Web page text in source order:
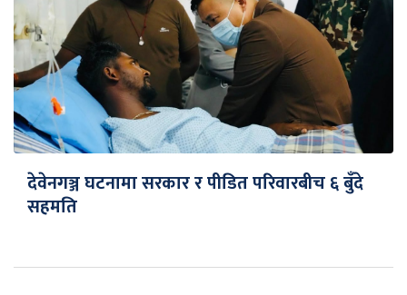
देवेनगञ्ज घटनामा सरकार र पीडित परिवारबीच ६ बुँदे
सहमति